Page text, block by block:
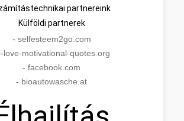
partnereink
Külföldi partnerek
- selfesteem2go.com
i-love-motivational-quotes.org
- facebook.com
- bioautowasche.at